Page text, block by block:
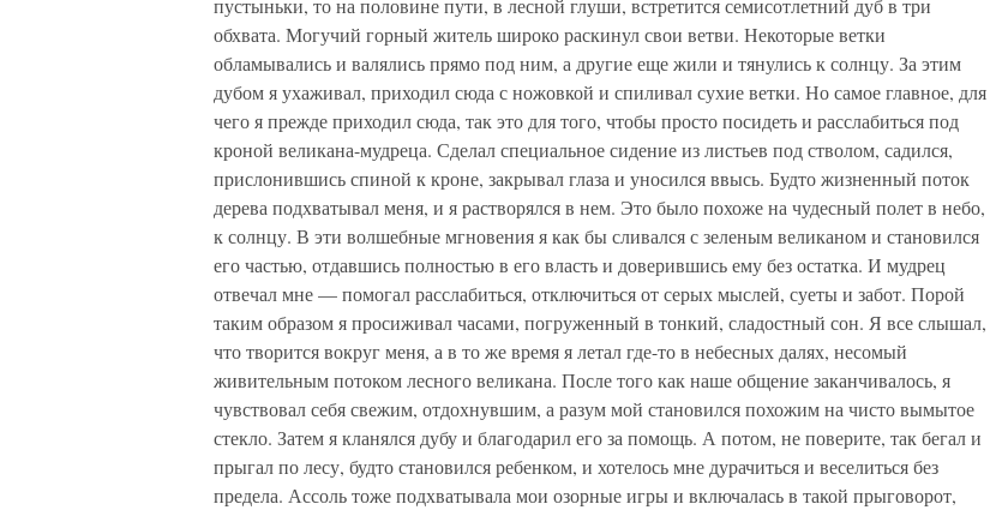
пустыньки, то на половине пути, в лесной глуши, встретится семисотлетний дуб в три
обхвата. Могучий горный житель широко раскинул свои ветви. Некоторые ветки
обламывались и валялись прямо под ним, а другие еще жили и тянулись к солнцу. За этим
дубом я ухаживал, приходил сюда с ножовкой и спиливал сухие ветки. Но самое главное, для
чего я прежде приходил сюда, так это для того, чтобы просто посидеть и расслабиться под
кроной великана-мудреца. Сделал специальное сидение из листьев под стволом, садился,
прислонившись спиной к кроне, закрывал глаза и уносился ввысь. Будто жизненный поток
дерева подхватывал меня, и я растворялся в нем. Это было похоже на чудесный полет в небо,
к солнцу. В эти волшебные мгновения я как бы сливался с зеленым великаном и становился
его частью, отдавшись полностью в его власть и доверившись ему без остатка. И мудрец
отвечал мне — помогал расслабиться, отключиться от серых мыслей, суеты и забот. Порой
таким образом я просиживал часами, погруженный в тонкий, сладостный сон. Я все слышал,
что творится вокруг меня, а в то же время я летал где-то в небесных далях, несомый
живительным потоком лесного великана. После того как наше общение заканчивалось, я
чувствовал себя свежим, отдохнувшим, а разум мой становился похожим на чисто вымытое
стекло. Затем я кланялся дубу и благодарил его за помощь. А потом, не поверите, так бегал и
прыгал по лесу, будто становился ребенком, и хотелось мне дурачиться и веселиться без
предела. Ассоль тоже подхватывала мои озорные игры и включалась в такой прыговорот,